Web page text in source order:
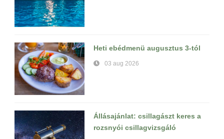
Heti ebédmenü augusztus 3-tól
03 aug 2026
Állásajánlat: csillagászt keres a
rozsnyói csillagvizsgáló